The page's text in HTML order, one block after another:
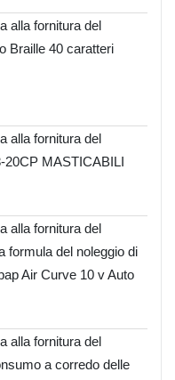
alla fornitura del
Braille 40 caratteri
alla fornitura del
20CP MASTICABILI
alla fornitura del
formula del noleggio di
Air Curve 10 v Auto
alla fornitura del
a corredo delle